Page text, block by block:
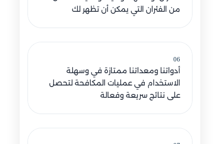
من الفئران التي يمكن أن تظهر لك
06
أدواتنا ومعداتنا ممتازة في وسهلة
الاستخدام في عمليات المكافحة لتحصل
على نتائج سريعة وفعالة